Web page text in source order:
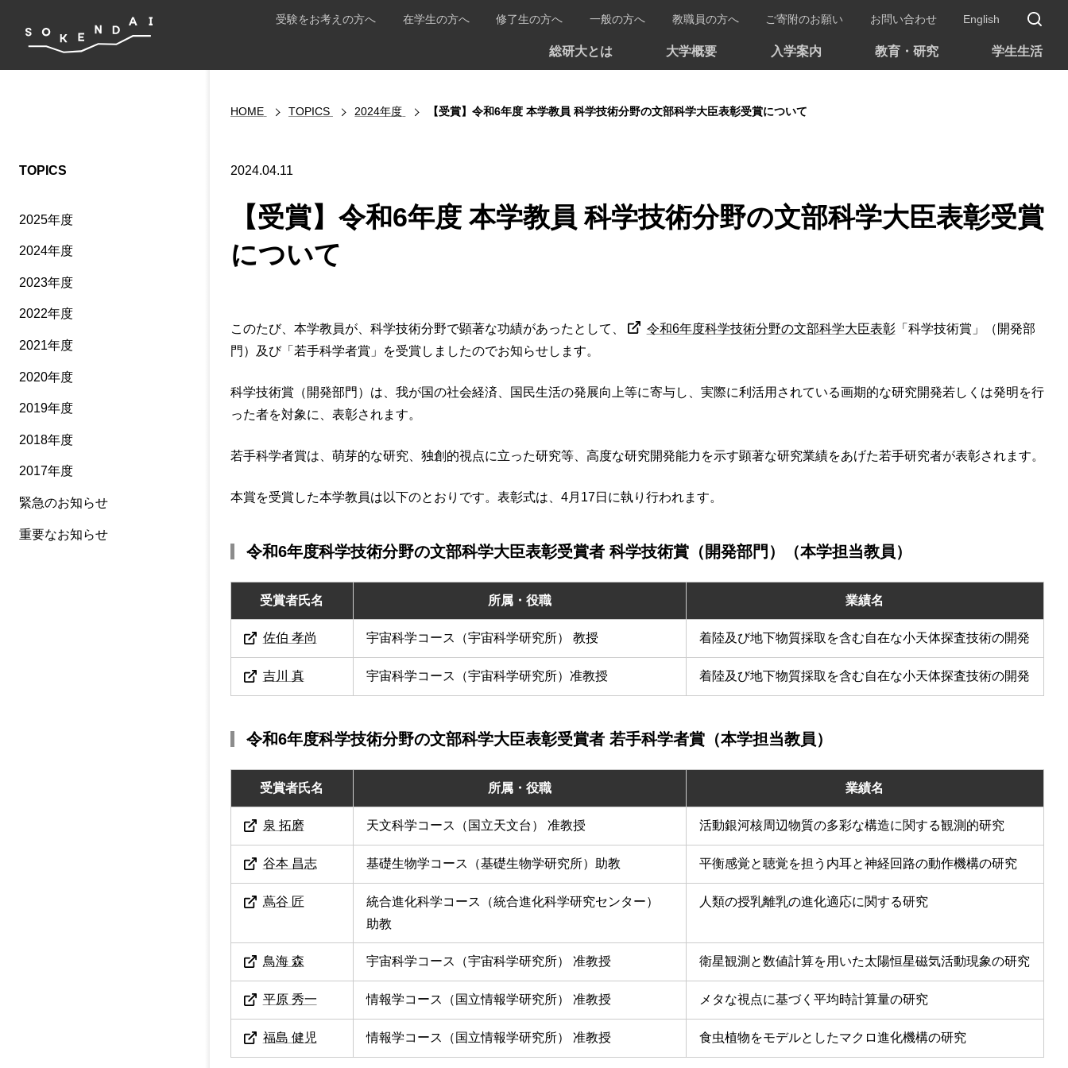
総研大とは 大学概要 入学案内 教育・研究 学生生活
受験をお考えの方へ 在学生の方へ 修了生の方へ 一般の方へ 教職員の方へ ご寄附のお願い お問い合わせ English
HOME TOPICS 2024年度 【受賞】令和6年度 本学教員 科学技術分野の文部科学大臣表彰受賞について
2024.04.11
【受賞】令和6年度 本学教員 科学技術分野の文部科学大臣表彰受賞
について
このたび、本学教員が、科学技術分野で顕著な功績があったとして、 令和6年度科学技術分野の文部科学大臣表彰「科学技術賞」（開発部
門）及び「若手科学者賞」を受賞しましたのでお知らせします。
科学技術賞（開発部門）は、我が国の社会経済、国民生活の発展向上等に寄与し、実際に利活用されている画期的な研究開発若しくは発明を行
った者を対象に、表彰されます。
若手科学者賞は、萌芽的な研究、独創的視点に立った研究等、高度な研究開発能力を示す顕著な研究業績をあげた若手研究者が表彰されます。
本賞を受賞した本学教員は以下のとおりです。表彰式は、4月17日に執り行われます。
令和6年度科学技術分野の文部科学大臣表彰受賞者 科学技術賞（開発部門）（本学担当教員）
受賞者氏名 所属・役職 業績名
佐伯 孝尚 宇宙科学コース（宇宙科学研究所） 教授 着陸及び地下物質採取を含む自在な小天体探査技術の開発
吉川 真 宇宙科学コース（宇宙科学研究所）准教授 着陸及び地下物質採取を含む自在な小天体探査技術の開発
令和6年度科学技術分野の文部科学大臣表彰受賞者 若手科学者賞（本学担当教員）
受賞者氏名 所属・役職 業績名
泉 拓磨 天文科学コース（国立天文台） 准教授 活動銀河核周辺物質の多彩な構造に関する観測的研究
谷本 昌志 基礎生物学コース（基礎生物学研究所）助教 平衡感覚と聴覚を担う内耳と神経回路の動作機構の研究
蔦谷 匠
統合進化科学コース（統合進化科学研究センター）
助教
人類の授乳離乳の進化適応に関する研究
鳥海 森 宇宙科学コース（宇宙科学研究所） 准教授 衛星観測と数値計算を用いた太陽恒星磁気活動現象の研究
平原 秀一 情報学コース（国立情報学研究所） 准教授 メタな視点に基づく平均時計算量の研究
福島 健児 情報学コース（国立情報学研究所） 准教授 食虫植物をモデルとしたマクロ進化機構の研究
TOPICS
2025年度
2024年度
2023年度
2022年度
2021年度
2020年度
2019年度
2018年度
2017年度
緊急のお知らせ
重要なお知らせ